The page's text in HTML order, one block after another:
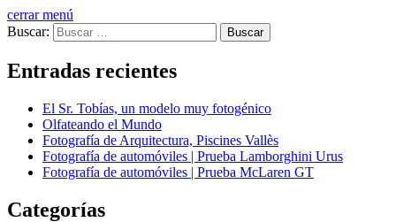
cerrar menú
Buscar:
Entradas recientes
El Sr. Tobías, un modelo muy fotogénico
Olfateando el Mundo
Fotografía de Arquitectura, Piscines Vallès
Fotografía de automóviles | Prueba Lamborghini Urus
Fotografía de automóviles | Prueba McLaren GT
Categorías